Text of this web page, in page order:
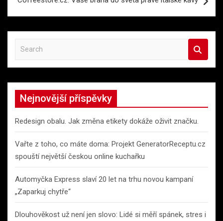
a
r
h
Nejnovější příspěvky
Redesign obalu. Jak změna etikety dokáže oživit značku.
Vařte z toho, co máte doma: Projekt GeneratorReceptu.cz
spouští největší českou online kuchařku
Automyčka Express slaví 20 let na trhu novou kampaní
„Zaparkuj chytře“
Dlouhověkost už není jen slovo: Lidé si měří spánek, stres i